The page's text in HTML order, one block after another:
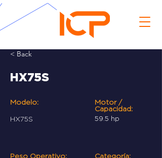
< Back
HX75S
Modelo:
HX75S
Motor /
Capacidad:
59.5 hp
Peso Operativo: Categoría: